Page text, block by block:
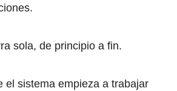
sola, de principio a fin.
el sistema empieza a trabajar